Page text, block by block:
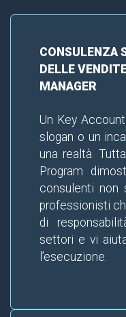
CONSULENZA
DELLE
MANAGER
Un Key
slogan o un
una realtà.
Program
consulenti non
professionisti
di
settori e vi
l’esecuzione.